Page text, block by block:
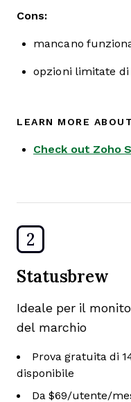
Cons:
mancano
opzioni limitate
LEARN MORE
Check out Zoho
2
Statusbrew
Ideale per il
del marchio
Prova gratuita di
disponibile
Da $69/utente/